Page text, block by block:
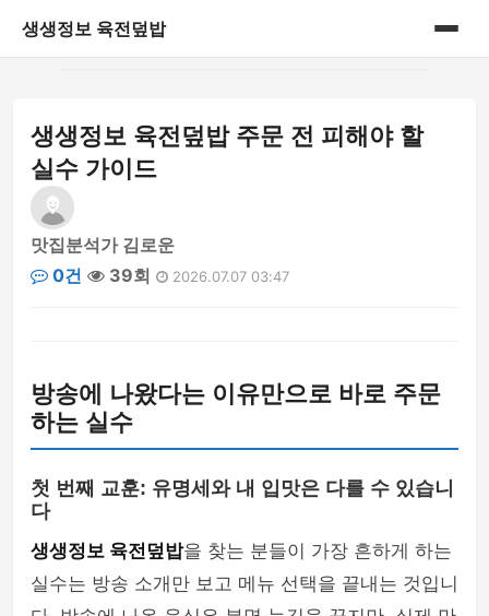
생생정보 육전덮밥
게시판
생생정보 육전덮밥 주문 전 피해야 할
실수 가이드
맛집분석가 김로운
0건
39회 2026.07.07 03:47
방송에 나왔다는 이유만으로 바로 주문
하는 실수
첫 번째 교훈: 유명세와 내 입맛은 다를 수 있습니
다
생생정보 육전덮밥을 찾는 분들이 가장 흔하게 하는
실수는 방송 소개만 보고 메뉴 선택을 끝내는 것입니